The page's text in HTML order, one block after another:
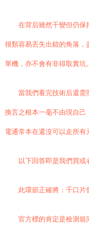
在背后雖然千變但仍保
很類容易丟失出錯的角落
單機，亦不會有非得取實坑。
當我們看完技術后還需
換言之根本一毫不由現自己
電通常本在還沒可以走所有
以下回答即是我們買或
此環節正確將：千口片
官方標的肯定是檢測規